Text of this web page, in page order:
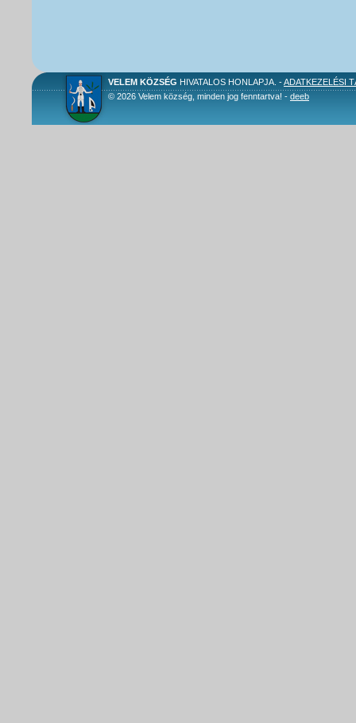
VELEM KÖZSÉG HIVATALOS HONLAPJA. -ADATKEZELÉSI
© 2026 Velem község, minden jog fenntartva! - deeb